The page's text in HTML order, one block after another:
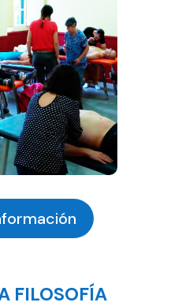
FILOSOFÍA